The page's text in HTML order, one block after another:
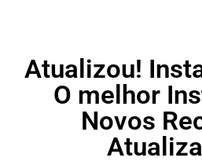
Atualizou!
O melhor
Novos